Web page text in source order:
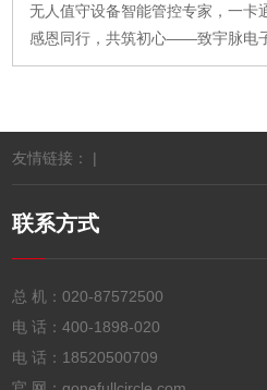
无人值守设备智能管控专家，一卡
感恩同行，共筑初心——致宇脉电
友情链接： |
联系方式
总 机：020-87572500
电 话：400-1898-020
电 话： 18520500709